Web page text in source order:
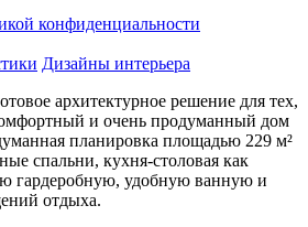
конфиденциальности
Дизайны интерьера
архитектурное решение для тех,
и очень продуманный дом
планировка площадью 229 м²
спальни, кухня-столовая как
гардеробную, удобную ванную и
отдыха.